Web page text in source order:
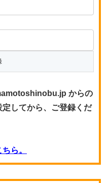
からの
してから、ご登録くだ
ら。